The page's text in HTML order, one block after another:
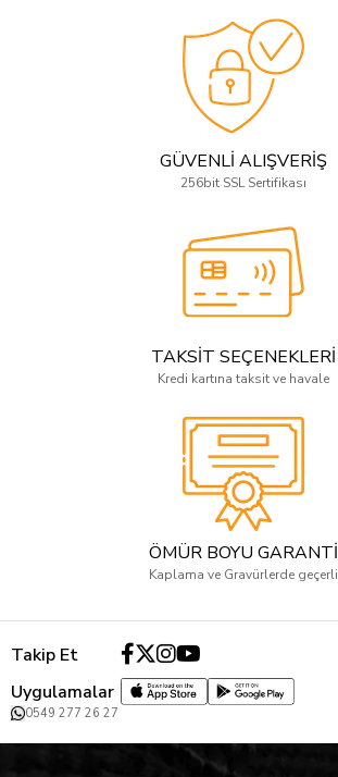
GÜVENLİ ALIŞVERİŞ
256bit SSL Sertifikası
TAKSİT SEÇENEKLERİ
Kredi kartına taksit ve havale
ÖMÜR BOYU GARANTİ
Kaplama ve Gravürlerde geçerli
Takip Et
Uygulamalar
0549 277 26 27